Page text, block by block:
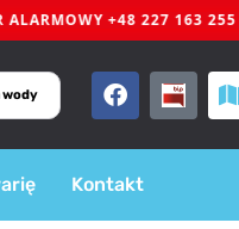
+48 227 163 255 •
wody
Kontakt